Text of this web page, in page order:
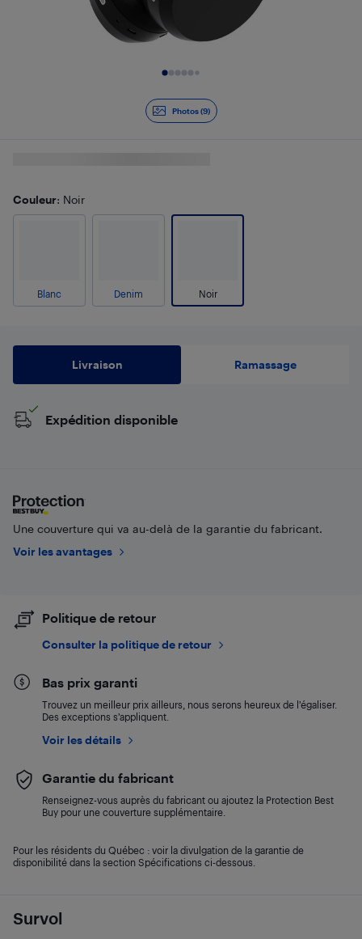
Photos (9)
Survol
Couleur: Noir
Blanc Denim Noir
Livraison Ramassage
Expédition disponible
Une couverture qui va au-delà de la garantie du fabricant.
Voir les avantages
Politique de retour
Consulter la politique de retour
Bas prix garanti
Trouvez un meilleur prix ailleurs, nous serons heureux de l’égaliser.
Des exceptions s’appliquent.
Voir les détails
Garantie du fabricant
Renseignez-vous auprès du fabricant ou ajoutez la Protection Best
Buy pour une couverture supplémentaire.
Pour les résidents du Québec : voir la divulgation de la garantie de
disponibilité dans la section Spécifications ci-dessous.